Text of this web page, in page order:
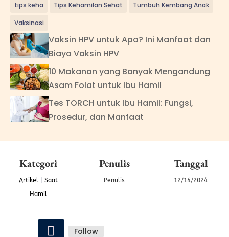
tips keha Tips Kehamilan Sehat Tumbuh Kembang Anak
Vaksinasi
Vaksin HPV untuk Apa? Ini Manfaat dan
Biaya Vaksin HPV
10 Makanan yang Banyak Mengandung
Asam Folat untuk Ibu Hamil
Tes TORCH untuk Ibu Hamil: Fungsi,
Prosedur, dan Manfaat
Kategori
Artikel| Saat
Hamil
Penulis
Penulis
Tanggal
12/14/2024
Follow